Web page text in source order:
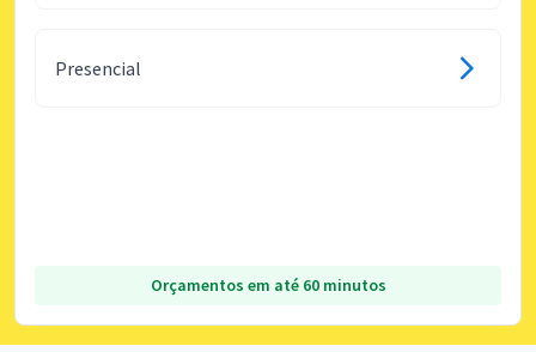
Presencial
Orçamentos em até 60 minutos